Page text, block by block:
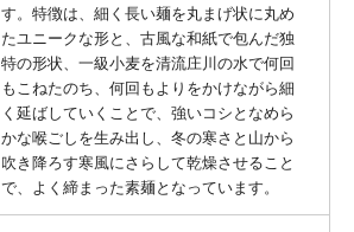
す。特徴は、細く長い麺を丸まげ状に丸め
たユニークな形と、古風な和紙で包んだ独
特の形状、一級小麦を清流庄川の水で何回
もこねたのち、何回もよりをかけながら細
く延ばしていくことで、強いコシとなめら
かな喉ごしを生み出し、冬の寒さと山から
吹き降ろす寒風にさらして乾燥させること
で、よく締まった素麺となっています。